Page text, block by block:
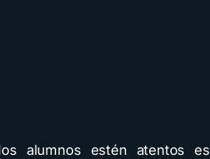
alumnos estén atentos es